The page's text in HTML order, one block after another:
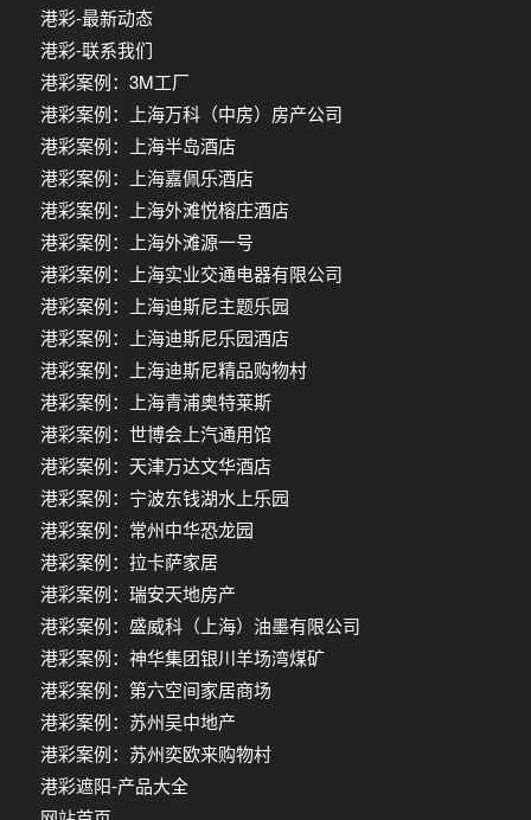
港彩-最新动态
港彩-联系我们
港彩案例：3M工厂
港彩案例：上海万科（中房）房产公司
港彩案例：上海半岛酒店
港彩案例：上海嘉佩乐酒店
港彩案例：上海外滩悦榕庄酒店
港彩案例：上海外滩源一号
港彩案例：上海实业交通电器有限公司
港彩案例：上海迪斯尼主题乐园
港彩案例：上海迪斯尼乐园酒店
港彩案例：上海迪斯尼精品购物村
港彩案例：上海青浦奥特莱斯
港彩案例：世博会上汽通用馆
港彩案例：天津万达文华酒店
港彩案例：宁波东钱湖水上乐园
港彩案例：常州中华恐龙园
港彩案例：拉卡萨家居
港彩案例：瑞安天地房产
港彩案例：盛威科（上海）油墨有限公司
港彩案例：神华集团银川羊场湾煤矿
港彩案例：第六空间家居商场
港彩案例：苏州吴中地产
港彩案例：苏州奕欧来购物村
港彩遮阳-产品大全